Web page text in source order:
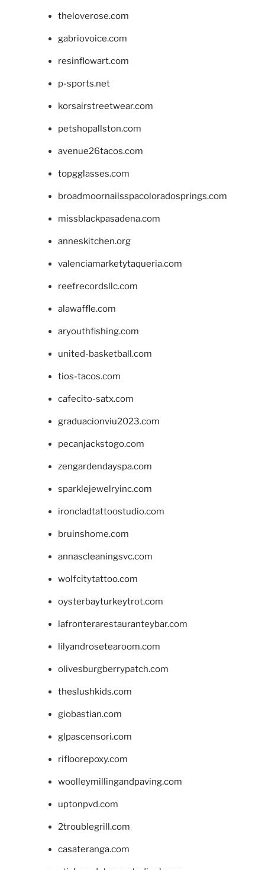
theloverose.com
gabriovoice.com
resinflowart.com
p-sports.net
korsairstreetwear.com
petshopallston.com
avenue26tacos.com
topgglasses.com
broadmoornailsspacoloradosprings.com
missblackpasadena.com
anneskitchen.org
valenciamarketytaqueria.com
reefrecordsllc.com
alawaffle.com
aryouthfishing.com
united-basketball.com
tios-tacos.com
cafecito-satx.com
graduacionviu2023.com
pecanjackstogo.com
zengardendayspa.com
sparklejewelryinc.com
ironcladtattoostudio.com
bruinshome.com
annascleaningsvc.com
wolfcitytattoo.com
oysterbayturkeytrot.com
lafronterarestauranteybar.com
lilyandrosetearoom.com
olivesburgberrypatch.com
theslushkids.com
giobastian.com
glpascensori.com
rifloorepoxy.com
woolleymillingandpaving.com
uptonpvd.com
2troublegrill.com
casateranga.com